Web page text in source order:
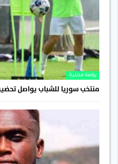
رياضة محلية
منتخب سوريا للشباب يواصل